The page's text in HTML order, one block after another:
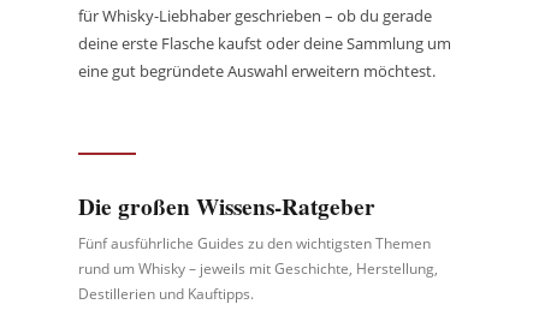
für Whisky-Liebhaber geschrieben – ob du gerade
deine erste Flasche kaufst oder deine Sammlung um
eine gut begründete Auswahl erweitern möchtest.
Die großen Wissens-Ratgeber
Fünf ausführliche Guides zu den wichtigsten Themen
rund um Whisky – jeweils mit Geschichte, Herstellung,
Destillerien und Kauftipps.